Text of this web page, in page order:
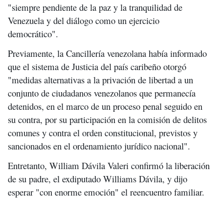
"siempre pendiente de la paz y la tranquilidad de
Venezuela y del diálogo como un ejercicio
democrático".
Previamente, la Cancillería venezolana había informado
que el sistema de Justicia del país caribeño otorgó
"medidas alternativas a la privación de libertad a un
conjunto de ciudadanos venezolanos que permanecía
detenidos, en el marco de un proceso penal seguido en
su contra, por su participación en la comisión de delitos
comunes y contra el orden constitucional, previstos y
sancionados en el ordenamiento jurídico nacional".
Entretanto, William Dávila Valeri confirmó la liberación
de su padre, el exdiputado Williams Dávila, y dijo
esperar "con enorme emoción" el reencuentro familiar.